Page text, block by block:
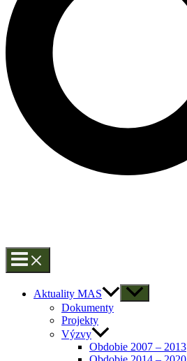
Aktuality MAS
Dokumenty
Projekty
Výzvy
Obdobie 2007 – 2013